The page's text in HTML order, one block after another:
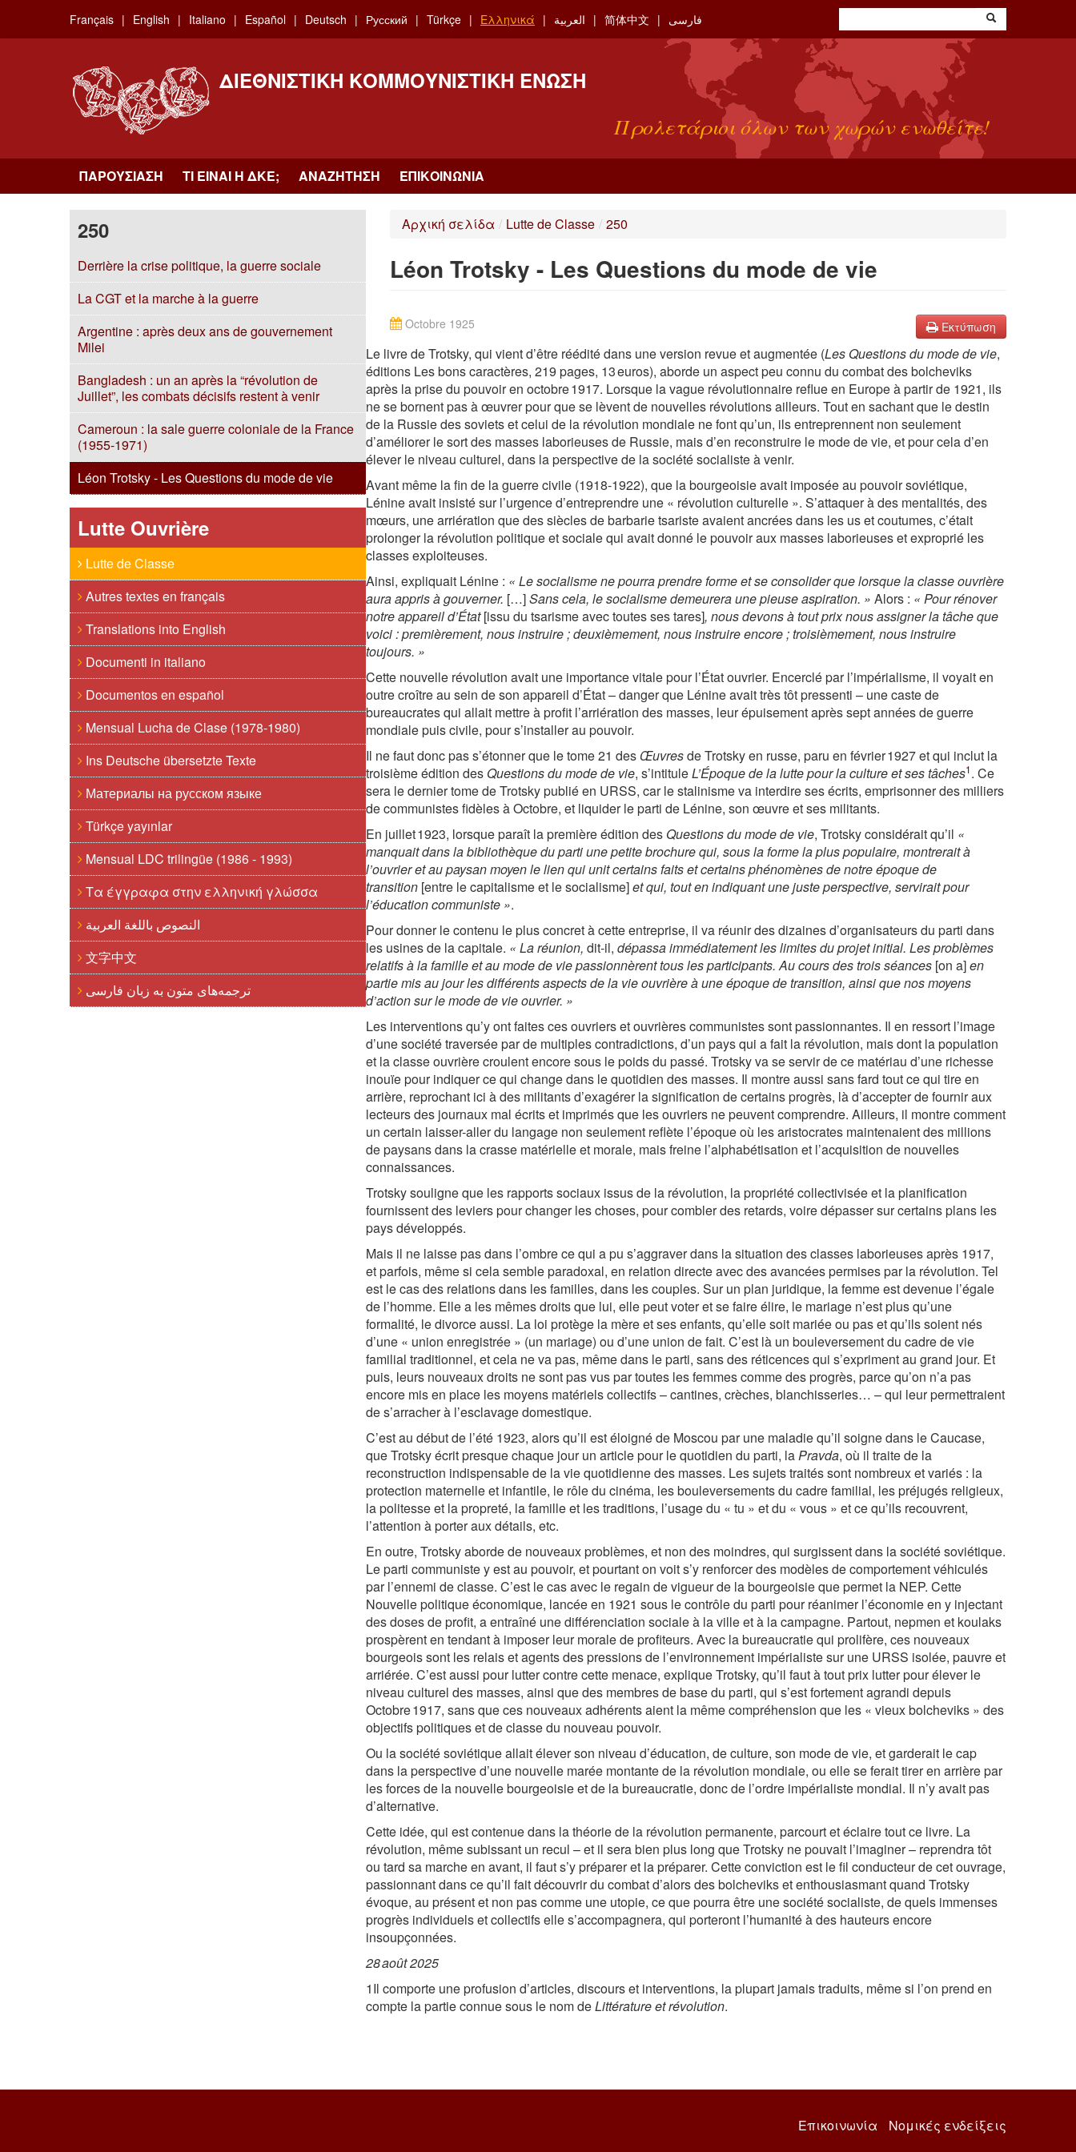
main
Français English Italiano Español Deutsch Русский Türkçe Ελληνικά العربية 简体中文 فارسی
ΔΙΕΘΝΙΣΤΙΚΉ ΚΟΜΜΟΥΝΙΣΤΙΚΉ ΈΝΩΣΗ
Προλετάριοι όλων των χωρών ενωθείτε!
ΠΑΡΟΥΣΊΑΣΗ ΤΙ ΕΊΝΑΙ Η ΔKΕ; ΑΝΑΖΉΤΗΣΗ ΕΠΙΚΟΙΝΩΝΊΑ
250
Derrière la crise politique, la guerre sociale
La CGT et la marche à la guerre
Argentine : après deux ans de gouvernement
Milei
Bangladesh : un an après la “révolution de
Juillet”, les combats décisifs restent à venir
Cameroun : la sale guerre coloniale de la France
(1955-1971)
Léon Trotsky - Les Questions du mode de vie
Lutte Ouvrière
Lutte de Classe
Autres textes en français
Translations into English
Documenti in italiano
Documentos en español
Mensual Lucha de Clase (1978-1980)
Ins Deutsche übersetzte Texte
Материалы на русском языке
Türkçe yayınlar
Mensual LDC trilingüe (1986 - 1993)
Τα έγγραφα στην ελληνική γλώσσα
النصوص باللغة العربية
文字中文
ترجمه‌های متون به زبان فارسی
Αρχική σελίδα / Lutte de Classe / 250
Léon Trotsky - Les Questions du mode de vie
Εκτύπωση
Octobre 1925
Le livre de Trotsky, qui vient d’être réédité dans une version revue et augmentée (Les Questions du mode de vie,
éditions Les bons caractères, 219 pages, 13 euros), aborde un aspect peu connu du combat des bolcheviks
après la prise du pouvoir en octobre 1917. Lorsque la vague révolutionnaire reflue en Europe à partir de 1921, ils
ne se bornent pas à œuvrer pour que se lèvent de nouvelles révolutions ailleurs. Tout en sachant que le destin
de la Russie des soviets et celui de la révolution mondiale ne font qu’un, ils entreprennent non seulement
d’améliorer le sort des masses laborieuses de Russie, mais d’en reconstruire le mode de vie, et pour cela d’en
élever le niveau culturel, dans la perspective de la société socialiste à venir.
Avant même la fin de la guerre civile (1918-1922), que la bourgeoisie avait imposée au pouvoir soviétique,
Lénine avait insisté sur l’urgence d’entreprendre une « révolution culturelle ». S’attaquer à des mentalités, des
mœurs, une arriération que des siècles de barbarie tsariste avaient ancrées dans les us et coutumes, c’était
prolonger la révolution politique et sociale qui avait donné le pouvoir aux masses laborieuses et exproprié les
classes exploiteuses.
Ainsi, expliquait Lénine : « Le socialisme ne pourra prendre forme et se consolider que lorsque la classe ouvrière
aura appris à gouverner. […]Sans cela, le socialisme demeurera une pieuse aspiration. » Alors : « Pour rénover
notre appareil d’État[issu du tsarisme avec toutes ses tares], nous devons à tout prix nous assigner la tâche que
voici : premièrement, nous instruire ; deuxièmement, nous instruire encore ; troisièmement, nous instruire
toujours. »
Cette nouvelle révolution avait une importance vitale pour l’État ouvrier. Encerclé par l’impérialisme, il voyait en
outre croître au sein de son appareil d’État – danger que Lénine avait très tôt pressenti – une caste de
bureaucrates qui allait mettre à profit l’arriération des masses, leur épuisement après sept années de guerre
mondiale puis civile, pour s’installer au pouvoir.
Il ne faut donc pas s’étonner que le tome 21 desŒuvresde Trotsky en russe, paru en février 1927 et qui inclut la
troisième édition des Questions du mode de vie, s’intituleL’Époque de la lutte pour la culture et ses tâches1. Ce
sera le dernier tome de Trotsky publié en URSS, car le stalinisme va interdire ses écrits, emprisonner des milliers
de communistes fidèles à Octobre, et liquider le parti de Lénine, son œuvre et ses militants.
En juillet 1923, lorsque paraît la première édition des Questions du mode de vie, Trotsky considérait qu’il «
manquait dans la bibliothèque du parti une petite brochure qui, sous la forme la plus populaire, montrerait à
l’ouvrier et au paysan moyen le lien qui unit certains faits et certains phénomènes de notre époque de
transition [entre le capitalisme et le socialisme]et qui, tout en indiquant une juste perspective, servirait pour
l’éducation communiste ».
Pour donner le contenu le plus concret à cette entreprise, il va réunir des dizaines d’organisateurs du parti dans
les usines de la capitale. « La réunion, dit-il, dépassa immédiatement les limites du projet initial. Les problèmes
relatifs à la famille et au mode de vie passionnèrent tous les participants. Au cours des trois séances [on a]en
partie mis au jour les différents aspects de la vie ouvrière à une époque de transition, ainsi que nos moyens
d’action sur le mode de vie ouvrier. »
Les interventions qu’y ont faites ces ouvriers et ouvrières communistes sont passionnantes. Il en ressort l’image
d’une société traversée par de multiples contradictions, d’un pays qui a fait la révolution, mais dont la population
et la classe ouvrière croulent encore sous le poids du passé. Trotsky va se servir de ce matériau d’une richesse
inouïe pour indiquer ce qui change dans le quotidien des masses. Il montre aussi sans fard tout ce qui tire en
arrière, reprochant ici à des militants d’exagérer la signification de certains progrès, là d’accepter de fournir aux
lecteurs des journaux mal écrits et imprimés que les ouvriers ne peuvent comprendre. Ailleurs, il montre comment
un certain laisser-aller du langage non seulement reflète l’époque où les aristocrates maintenaient des millions
de paysans dans la crasse matérielle et morale, mais freine l’alphabétisation et l’acquisition de nouvelles
connaissances.
Trotsky souligne que les rapports sociaux issus de la révolution, la propriété collectivisée et la planification
fournissent des leviers pour changer les choses, pour combler des retards, voire dépasser sur certains plans les
pays développés.
Mais il ne laisse pas dans l’ombre ce qui a pu s’aggraver dans la situation des classes laborieuses après 1917,
et parfois, même si cela semble paradoxal, en relation directe avec des avancées permises par la révolution. Tel
est le cas des relations dans les familles, dans les couples. Sur un plan juridique, la femme est devenue l’égale
de l’homme. Elle a les mêmes droits que lui, elle peut voter et se faire élire, le mariage n’est plus qu’une
formalité, le divorce aussi. La loi protège la mère et ses enfants, qu’elle soit mariée ou pas et qu’ils soient nés
d’une « union enregistrée » (un mariage) ou d’une union de fait. C’est là un bouleversement du cadre de vie
familial traditionnel, et cela ne va pas, même dans le parti, sans des réticences qui s’expriment au grand jour. Et
puis, leurs nouveaux droits ne sont pas vus par toutes les femmes comme des progrès, parce qu’on n’a pas
encore mis en place les moyens matériels collectifs – cantines, crèches, blanchisseries… – qui leur permettraient
de s’arracher à l’esclavage domestique.
C’est au début de l’été 1923, alors qu’il est éloigné de Moscou par une maladie qu’il soigne dans le Caucase,
que Trotsky écrit presque chaque jour un article pour le quotidien du parti, laPravda, où il traite de la
reconstruction indispensable de la vie quotidienne des masses. Les sujets traités sont nombreux et variés : la
protection maternelle et infantile, le rôle du cinéma, les bouleversements du cadre familial, les préjugés religieux,
la politesse et la propreté, la famille et les traditions, l’usage du « tu » et du « vous » et ce qu’ils recouvrent,
l’attention à porter aux détails, etc.
En outre, Trotsky aborde de nouveaux problèmes, et non des moindres, qui surgissent dans la société soviétique.
Le parti communiste y est au pouvoir, et pourtant on voit s’y renforcer des modèles de comportement véhiculés
par l’ennemi de classe. C’est le cas avec le regain de vigueur de la bourgeoisie que permet la NEP. Cette
Nouvelle politique économique, lancée en 1921 sous le contrôle du parti pour réanimer l’économie en y injectant
des doses de profit, a entraîné une différenciation sociale à la ville et à la campagne. Partout, nepmen et koulaks
prospèrent en tendant à imposer leur morale de profiteurs. Avec la bureaucratie qui prolifère, ces nouveaux
bourgeois sont les relais et agents des pressions de l’environnement impérialiste sur une URSS isolée, pauvre et
arriérée. C’est aussi pour lutter contre cette menace, explique Trotsky, qu’il faut à tout prix lutter pour élever le
niveau culturel des masses, ainsi que des membres de base du parti, qui s’est fortement agrandi depuis
Octobre 1917, sans que ces nouveaux adhérents aient la même compréhension que les « vieux bolcheviks » des
objectifs politiques et de classe du nouveau pouvoir.
Ou la société soviétique allait élever son niveau d’éducation, de culture, son mode de vie, et garderait le cap
dans la perspective d’une nouvelle marée montante de la révolution mondiale, ou elle se ferait tirer en arrière par
les forces de la nouvelle bourgeoisie et de la bureaucratie, donc de l’ordre impérialiste mondial. Il n’y avait pas
d’alternative.
Cette idée, qui est contenue dans la théorie de la révolution permanente, parcourt et éclaire tout ce livre. La
révolution, même subissant un recul – et il sera bien plus long que Trotsky ne pouvait l’imaginer – reprendra tôt
ou tard sa marche en avant, il faut s’y préparer et la préparer. Cette conviction est le fil conducteur de cet ouvrage,
passionnant dans ce qu’il fait découvrir du combat d’alors des bolcheviks et enthousiasmant quand Trotsky
évoque, au présent et non pas comme une utopie, ce que pourra être une société socialiste, de quels immenses
progrès individuels et collectifs elle s’accompagnera, qui porteront l’humanité à des hauteurs encore
insoupçonnées.
28 août 2025
1Il comporte une profusion d’articles, discours et interventions, la plupart jamais traduits, même si l’on prend en
compte la partie connue sous le nom deLittérature et révolution.
Επικοινωνία Νομικές ενδείξεις